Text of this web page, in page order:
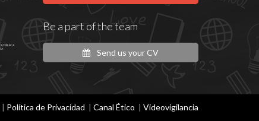
Be a part of the team
Send us your CV
| Política de Privacidad | Canal Ético | Videovigilancia